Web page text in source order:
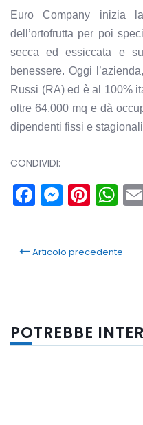
Euro Company inizia
dell’ortofrutta per poi
secca ed essiccata e
benessere. Oggi
Russi (RA) ed è al 100%
oltre 64.000 mq e dà
dipendenti fissi e
CONDIVIDI:
Facebook
Articolo precedente
POTREBBE